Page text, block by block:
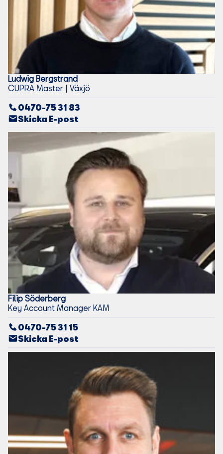
Ludwig Bergstrand
CUPRA Master | Växjö
0470-75 31 83
Skicka E-post
Filip Söderberg
Key Account Manager KAM
0470-75 31 15
Skicka E-post